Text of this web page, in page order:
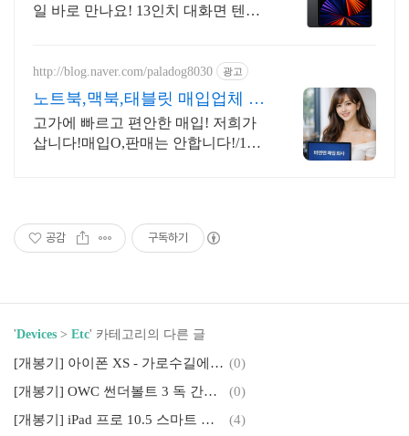
일 바로 만나요! 13인치 대화면 텐덤
http://blog.naver.com/paladog8030 광고
노트북,맥북,태블릿 매입업체 고
가 매입 회사
고가에 빠르고 편안한 매입! 저희가
삽니다!매입O,판매는 안합니다!/17
공감 구독하기
'Devices > Etc' 카테고리의 다른 글
[개봉기] 아이폰 XS - 가로수길에서 직접 받은 아이폰 (0)
[개봉기] OWC 썬더볼트 3 독 간단 리뷰
(0)
[개봉기] iPad 프로 10.5 스마트 키보드 개봉기
(4)